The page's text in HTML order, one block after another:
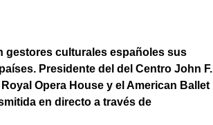
gestores culturales españoles sus
Presidente del del Centro John F.
Opera House y el American Ballet
en directo a través de